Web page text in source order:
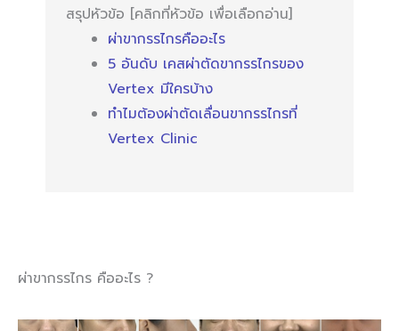
สรุปหัวข้อ [คลิกที่หัวข้อ เพื่อเลือกอ่าน]
ผ่าขากรรไกรคืออะไร
5 อันดับ เคสผ่าตัดขากรรไกรของ
Vertex มีใครบ้าง
ทำไมต้องผ่าตัดเลื่อนขากรรไกรที่
Vertex Clinic
ผ่าขากรรไกร คืออะไร ?